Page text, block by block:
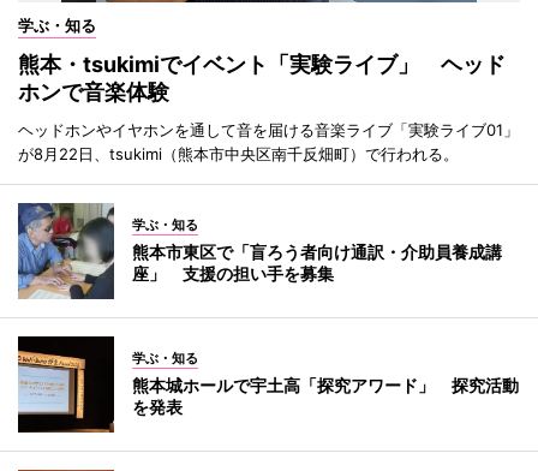
学ぶ・知る
熊本・tsukimiでイベント「実験ライブ」 ヘッド
ホンで音楽体験
ヘッドホンやイヤホンを通して音を届ける音楽ライブ「実験ライブ01」
が8月22日、tsukimi（熊本市中央区南千反畑町）で行われる。
学ぶ・知る
熊本市東区で「盲ろう者向け通訳・介助員養成講
座」 支援の担い手を募集
学ぶ・知る
熊本城ホールで宇土高「探究アワード」 探究活動
を発表